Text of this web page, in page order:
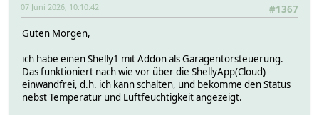
#1367
07 Juni 2026, 10:10:42
Guten Morgen,
ich habe einen Shelly1 mit Addon als Garagentorsteuerung.
Das funktioniert nach wie vor über die ShellyApp(Cloud)
einwandfrei, d.h. ich kann schalten, und bekomme den Status
nebst Temperatur und Luftfeuchtigkeit angezeigt.